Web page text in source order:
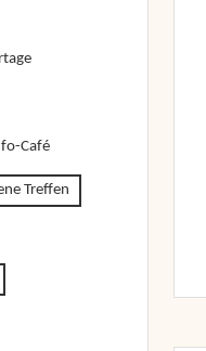
Café
Treffen